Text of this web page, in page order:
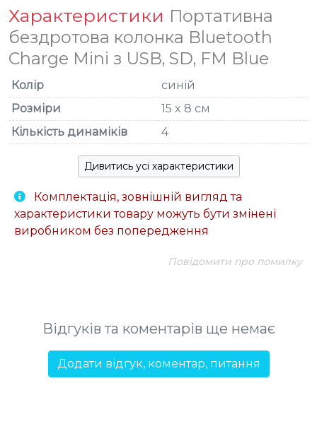
Характеристики Портативна
бездротова колонка Bluetooth
Charge Mini з USB, SD, FM Blue
Колір
синій
Розміри
15 x 8 см
Кількість динаміків
4
Дивитись усі характеристики
Комплектація, зовнішній вигляд та
характеристики товару можуть бути змінені
виробником без попередження
Повідомити про помилку
Відгуків та коментарів ще немає
Додати відгук, коментар, питання